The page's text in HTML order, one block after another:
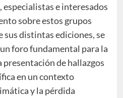
e interesados
sobre estos grupos
sus distintas ediciones, se
foro fundamental para la
presentación de hallazgos
en un contexto
y la pérdida